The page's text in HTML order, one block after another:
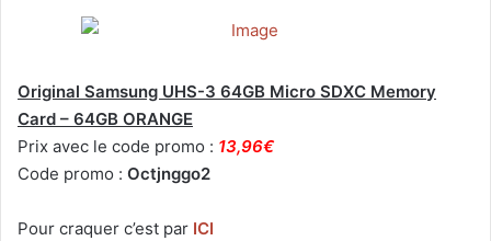
Original Samsung UHS-3 64GB Micro SDXC Memory
Card – 64GB ORANGE
Prix avec le code promo : 13,96€
Code promo : Octjnggo2
Pour craquer c’est par ICI